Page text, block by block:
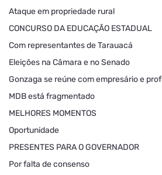
Ataque em propriedade rural
CONCURSO DA EDUCAÇÃO ESTADUAL
Com representantes de Tarauacá
Eleições na Câmara e no Senado
Gonzaga se reúne com empresário e
MDB está fragmentado
MELHORES MOMENTOS
Oportunidade
PRESENTES PARA O GOVERNADOR
Por falta de consenso